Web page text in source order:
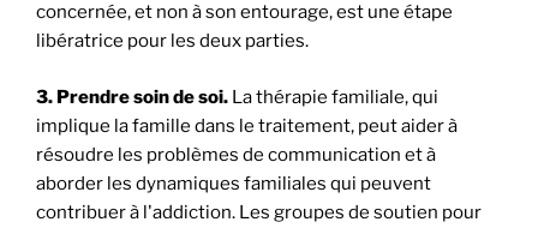
concernée, et non à son entourage, est une étape
libératrice pour les deux parties.
3. Prendre soin de soi. La thérapie familiale, qui
implique la famille dans le traitement, peut aider à
résoudre les problèmes de communication et à
aborder les dynamiques familiales qui peuvent
contribuer à l'addiction. Les groupes de soutien pour